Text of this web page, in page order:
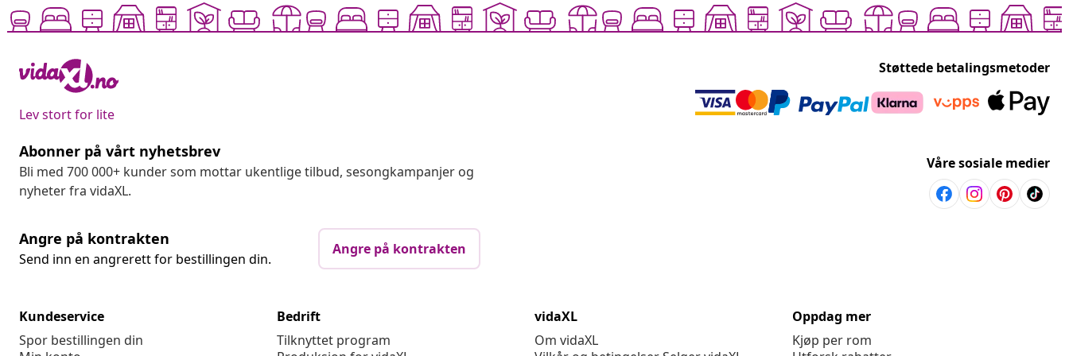
Lev stort for lite
Støttede betalingsmetoder
Abonner på vårt nyhetsbrev
Bli med 700 000+ kunder som mottar ukentlige tilbud, sesongkampanjer og
nyheter fra vidaXL.
Våre sosiale medier
Angre på kontrakten
Send inn en angrerett for bestillingen din.
Angre på kontrakten
Kundeservice
Spor bestillingen din
Bedrift
Tilknyttet program
vidaXL
Om vidaXL
Oppdag mer
Kjøp per rom